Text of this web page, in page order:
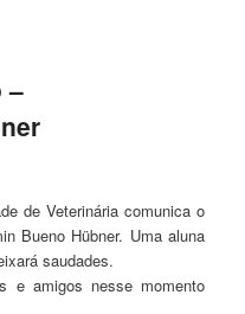
–
de Veterinária comunica o
Bueno Hübner. Uma aluna
saudades.
e amigos nesse momento